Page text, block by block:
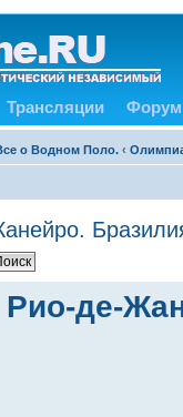
Трансляции Форум
о Водном Поло. ‹
де-